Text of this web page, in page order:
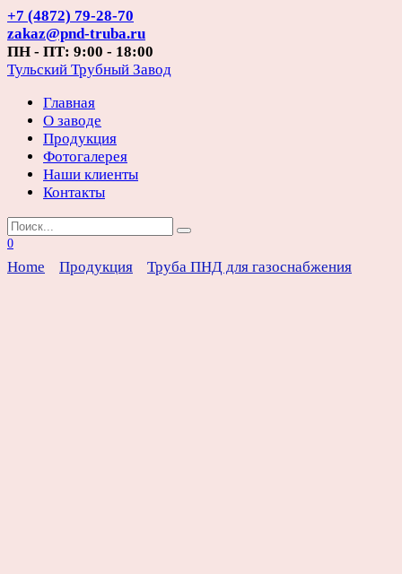
Перейти
к
содержанию
+7 (4872) 79-28-70
zakaz@pnd-truba.ru
ПН - ПТ: 9:00 - 18:00
Тульский Трубный Завод
Главная
О заводе
Продукция
Фотогалерея
Наши клиенты
Контакты
Search
for:
0
Home Продукция Труба ПНД для газоснабжения